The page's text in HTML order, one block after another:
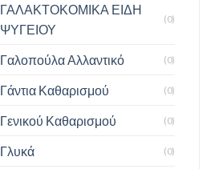
ΓΑΛΑΚΤΟΚΟΜΙΚΑ ΕΙΔΗ
ΨΥΓΕΙΟΥ
(0)
Γαλοπούλα Αλλαντικό (0)
Γάντια Καθαρισμού (0)
Γενικού Καθαρισμού (0)
Γλυκά (0)